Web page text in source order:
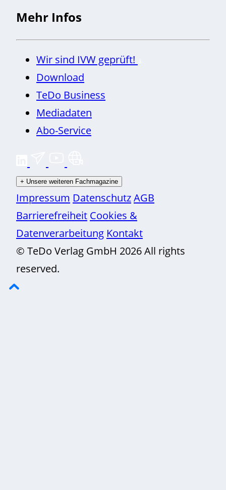
Mehr Infos
Wir sind IVW geprüft!
Download
TeDo Business
Mediadaten
Abo-Service
+ Unsere weiteren Fachmagazine
Impressum DatenschutzAGB
Barrierefreiheit Cookies &
Datenverarbeitung Kontakt
© TeDo Verlag GmbH 2026 All rights
reserved.